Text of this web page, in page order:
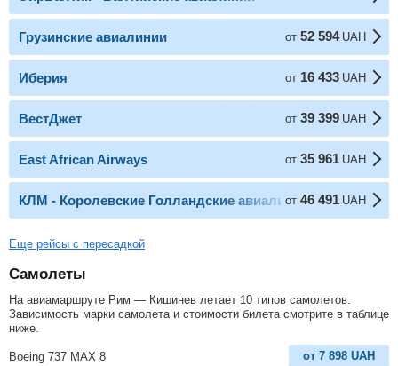
Грузинские авиалинии от 52 594 UAH
Иберия от 16 433 UAH
ВестДжет от 39 399 UAH
East African Airways от 35 961 UAH
КЛМ - Королевские Голландские авиалинии
от 46 491 UAH
Еще рейсы с пересадкой
Самолеты
На авиамаршруте Рим — Кишинев летает 10 типов самолетов.
Зависимость марки самолета и стоимости билета смотрите в таблице
ниже.
Boeing 737 MAX 8 от 7 898 UAH